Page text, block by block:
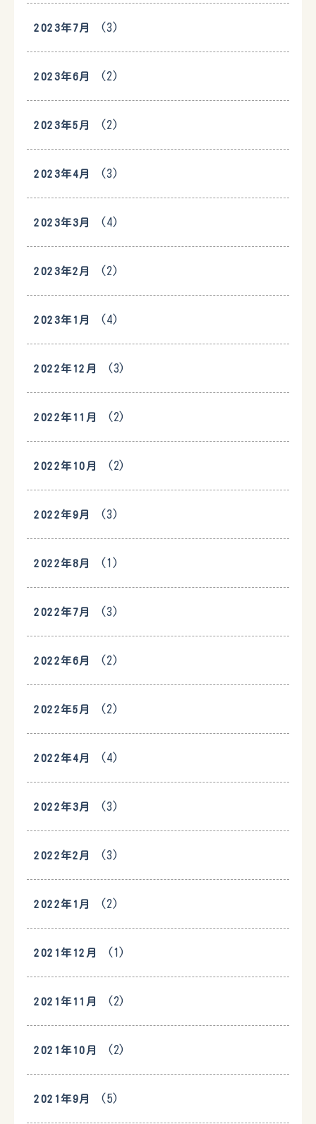
2023年7月 (3)
2023年6月 (2)
2023年5月 (2)
2023年4月 (3)
2023年3月 (4)
2023年2月 (2)
2023年1月 (4)
2022年12月 (3)
2022年11月 (2)
2022年10月 (2)
2022年9月 (3)
2022年8月 (1)
2022年7月 (3)
2022年6月 (2)
2022年5月 (2)
2022年4月 (4)
2022年3月 (3)
2022年2月 (3)
2022年1月 (2)
2021年12月 (1)
2021年11月 (2)
2021年10月 (2)
2021年9月 (5)